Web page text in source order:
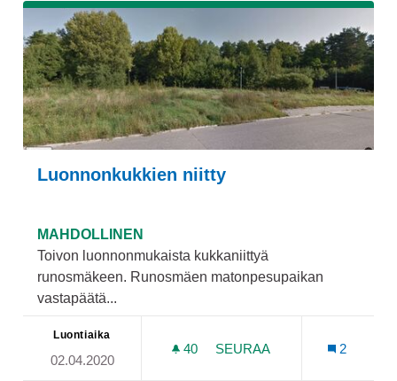
Luonnonkukkien niitty
MAHDOLLINEN
Toivon luonnonmukaista kukkaniittyä
runosmäkeen. Runosmäen matonpesupaikan
vastapäätä...
Luontiaika
02.04.2020
40 40 SEURAAJAA
SEURAA
2